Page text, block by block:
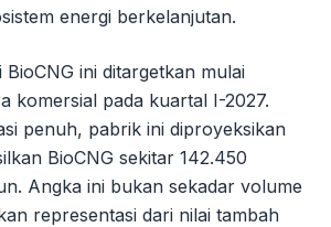
energi berkelanjutan.
BioCNG ini ditargetkan mulai
komersial pada kuartal I-2027.
penuh, pabrik ini diproyeksikan
BioCNG sekitar 142.450
Angka ini bukan sekadar volume
representasi dari nilai tambah